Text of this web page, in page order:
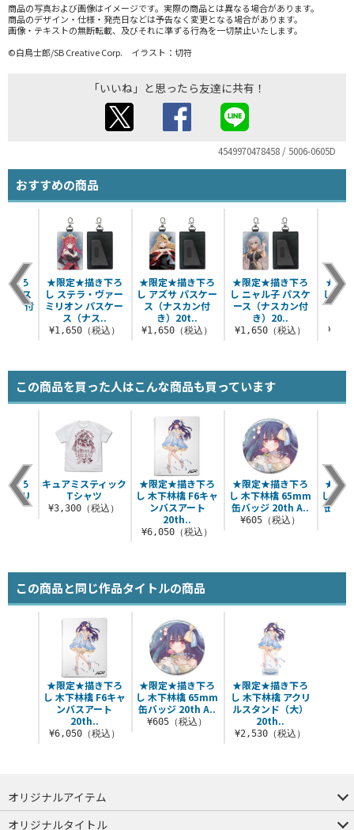
商品の写真および画像はイメージです。実際の商品とは異なる場合があります。
商品のデザイン・仕様・発売日などは予告なく変更となる場合があります。
画像・テキストの無断転載、及びそれに準ずる行為を一切禁止いたします。
©白鳥士郎/SB Creative Corp. イラスト：切符
「いいね」と思ったら友達に共有！
4549970478458 / 5006-0605D
おすすめの商品
★限定★描き下ろ
し アズサ パスケー
ス（ナスカン付
き）20t..
¥1,650（税込）
★限定★描き下ろ
し ニャル子 パスケ
ース（ナスカン付
き）20..
¥1,650（税込）
★限
し メ
ス（
下ろ
パス
カン付
★限定★描き下ろ
し ステラ・ヴァー
ミリオン パスケー
ス（ナス..
¥1,650（税込）
この商品を買った人はこんな商品も買っています
★限定★描き下ろ
し 木下林檎 F6キャ
ンバスアート
20th..
¥6,050（税込）
★限定★描き下ろ
し 木下林檎 65mm
缶バッジ 20th A..
¥605（税込）
★限
し 椎
缶バ
下ろ
クリ
大）
キュアミスティック
Tシャツ
¥3,300（税込）
この商品と同じ作品タイトルの商品
★限定★描き下ろ
し 木下林檎 65mm
缶バッジ 20th A..
¥605（税込）
★限定★描き下ろ
し 木下林檎 アクリ
ルスタンド（大）
20th..
¥2,530（税込）
★限定★描き下ろ
し 木下林檎 F6キャ
ンバスアート
20th..
¥6,050（税込）
オリジナルアイテム
つままれ
つかまれ
ピョコッテ
オリジナルタイトル